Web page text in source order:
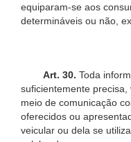
equiparam-se aos
determináveis ou não,
Art. 30. Toda
suficientemente
meio de comunicação
oferecidos ou
veicular ou dela se